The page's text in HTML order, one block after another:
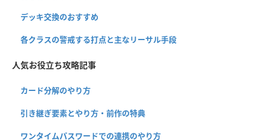
デッキ交換のおすすめ
各クラスの警戒する打点と主なリーサル手段
人気お役立ち攻略記事
カード分解のやり方
引き継ぎ要素とやり方・前作の特典
ワンタイムパスワードでの連携のやり方